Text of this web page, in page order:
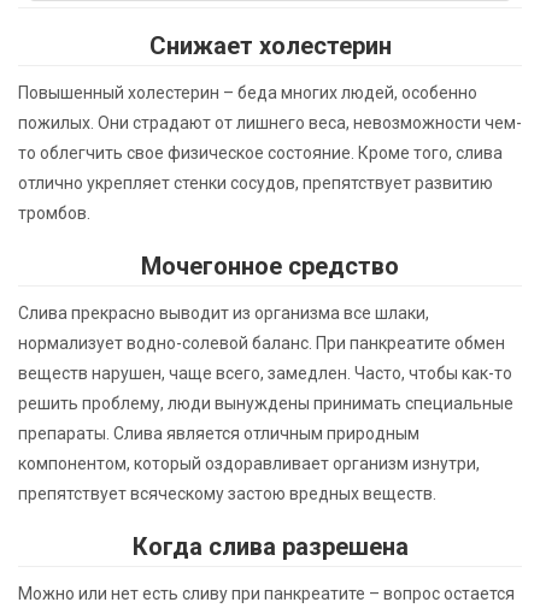
Снижает холестерин
Повышенный холестерин – беда многих людей, особенно
пожилых. Они страдают от лишнего веса, невозможности чем-
то облегчить свое физическое состояние. Кроме того, слива
отлично укрепляет стенки сосудов, препятствует развитию
тромбов.
Мочегонное средство
Слива прекрасно выводит из организма все шлаки,
нормализует водно-солевой баланс. При панкреатите обмен
веществ нарушен, чаще всего, замедлен. Часто, чтобы как-то
решить проблему, люди вынуждены принимать специальные
препараты. Слива является отличным природным
компонентом, который оздоравливает организм изнутри,
препятствует всяческому застою вредных веществ.
Когда слива разрешена
Можно или нет есть сливу при панкреатите – вопрос остается